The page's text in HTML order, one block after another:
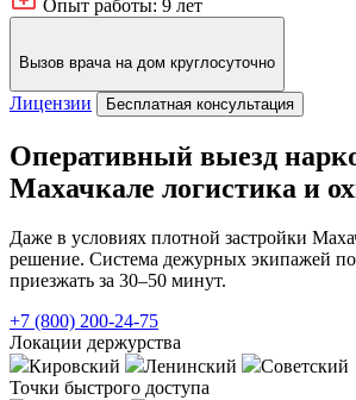
Опыт работы: 9 лет
Вызов врача на дом круглосуточно
Лицензии Бесплатная консультация
Оперативный выезд
Махачкале логистика и
Даже в условиях плотной застройки
решение. Система дежурных экипажей
приезжать за 30–50 минут.
+7 (800) 200-24-75
Локации держурства
Кировский
Ленинский
Советский
Точки быстрого доступа